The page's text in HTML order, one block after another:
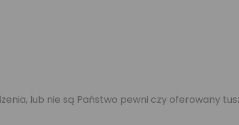
lub nie są Państwo pewni czy oferowany